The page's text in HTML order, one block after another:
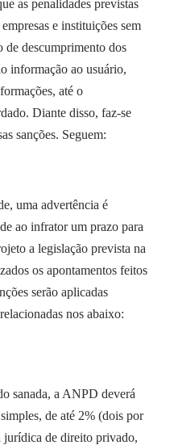
as penalidades previstas
e instituições sem
descumprimento dos
informação ao usuário,
até o
Diante disso, faz-se
sanções. Seguem:
uma advertência é
ao infrator um prazo para
a legislação prevista na
os apontamentos feitos
serão aplicadas
nos abaixo:
sanada, a ANPD deverá
de até 2% (dois por
jurídica de direito privado,